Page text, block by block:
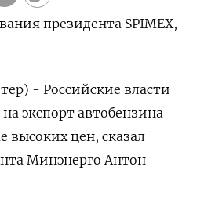
президента SPIMEX,
- Российские власти
экспорт ‌автобензина
высоких цен, сказал
Минэнерго Антон